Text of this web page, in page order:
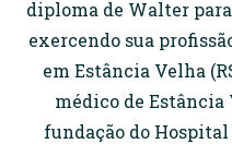
diploma de Walter
exercendo sua
em Estância Velha
médico de Estância
fundação do Hospital